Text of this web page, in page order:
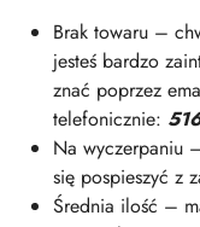
Brak towaru –
jesteś bardzo
znać poprzez
telefonicznie:
Na wyczerpaniu
się pospieszyć z
Średnia ilość –